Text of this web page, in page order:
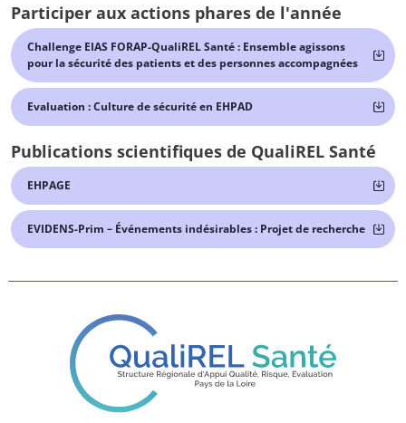
Participer aux actions phares de l'année
Challenge EIAS FORAP-QualiREL Santé : Ensemble agissons
pour la sécurité des patients et des personnes accompagnées
Evaluation : Culture de sécurité en EHPAD
Publications scientifiques de QualiREL Santé
EHPAGE
EVIDENS-Prim – Événements indésirables : Projet de recherche